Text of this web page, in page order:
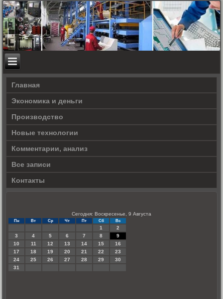
Главная
Экономика и деньги
Производство
Новые технологии
Комментарии, анализ
Все записи
Контакты
Сегодня: Воскресенье, 9 Августа
Пн Вт Ср Чт Пт Сб Вс
1
2
3
4 5 6 7 8
9
10
11 12 13 14 15
16
17
18 19 20 21 22
23
24
25 26 27 28 29
30
31